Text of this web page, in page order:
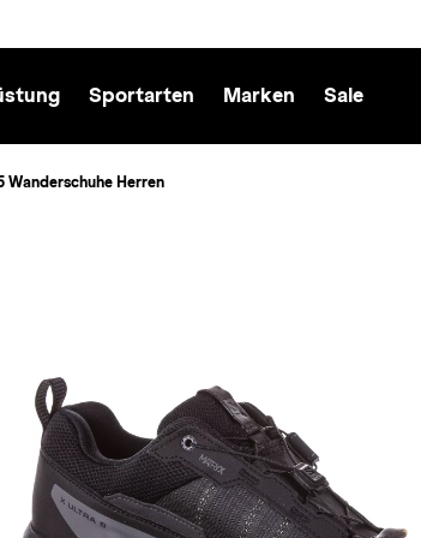
Sportarten Marken Sale
Wanderschuhe Herren